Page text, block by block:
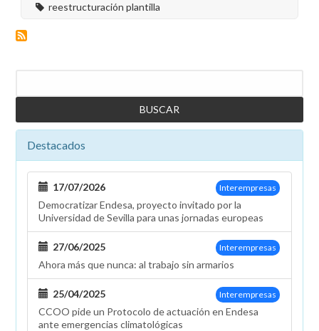
reestructuración plantilla
Destacados
Interempresas
17/07/2026
Democratizar Endesa, proyecto invitado por la
Universidad de Sevilla para unas jornadas europeas
Interempresas
27/06/2025
Ahora más que nunca: al trabajo sin armarios
Interempresas
25/04/2025
CCOO pide un Protocolo de actuación en Endesa
ante emergencias climatológicas